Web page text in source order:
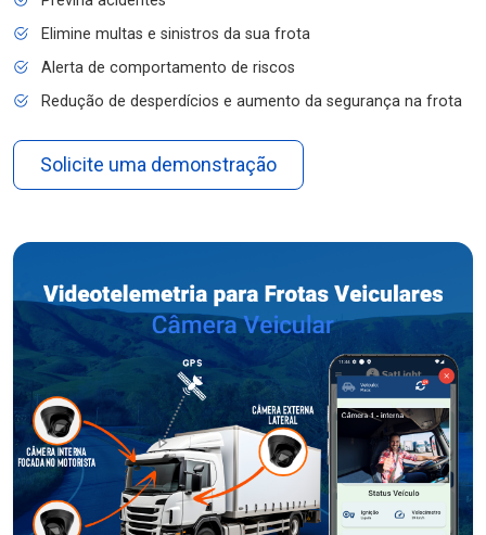
Elimine multas e sinistros da sua frota
Alerta de comportamento de riscos
Redução de desperdícios e aumento da segurança na frota
Solicite uma demonstração